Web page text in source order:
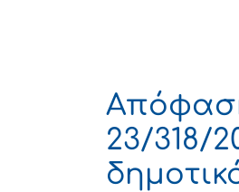
23/318/